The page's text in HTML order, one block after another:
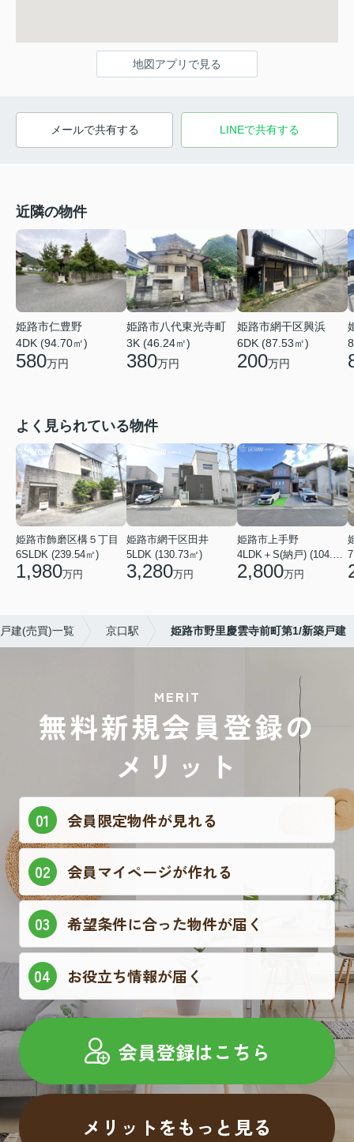
地図アプリで見る
メールで共有する LINEで共有する
近隣の物件
姫路市仁豊野
4DK (94.70㎡)
580万円
姫路市八代東光寺町
3K (46.24㎡)
380万円
姫路市網干区興浜
6DK (87.53㎡)
200万円
よく見られている物件
姫路市飾磨区構５丁目
6SLDK (239.54㎡)
1,980万円
姫路市網干区田井
5LDK (130.73㎡)
3,280万円
姫路市上手野
2,800万円
建(売買)一覧 京口駅 姫路市野里慶雲寺前町第1/新築戸建
MERIT
無料新規会員登録の
メリット
会員限定物件が見れる
会員マイページが作れる
希望条件に合った物件が届く
お役立ち情報が届く
会員登録はこちら
メリットをもっと見る